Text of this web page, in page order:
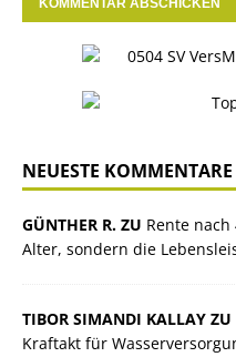
NEUESTE KOMMENTARE
GÜNTHER R. ZU Rente
Alter, sondern die
TIBOR SIMANDI KALLAY ZU
Kraftakt für